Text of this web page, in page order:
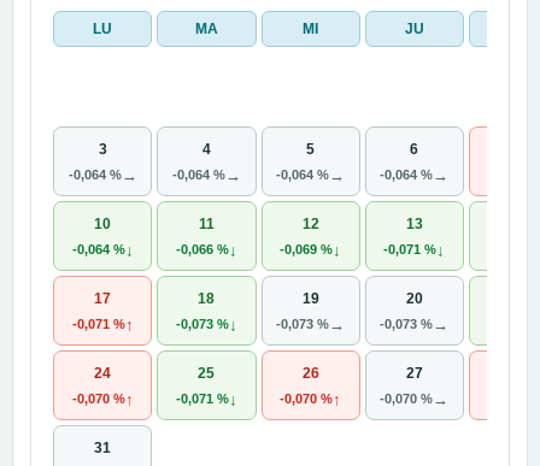
LU MA MI JU
3
-0,064 %→
4
-0,064 %→
5
-0,064 %→
6
-0,064 %→
10
-0,064 %↓
11
-0,066 %↓
12
-0,069 % ↓
13
-0,071 % ↓
17
-0,071 %↑
18
-0,073 %↓
19
-0,073 %→
20
-0,073 %→
24
-0,070 %↑
25
-0,071 %↓
26
-0,070 %↑
27
-0,070 %→
31